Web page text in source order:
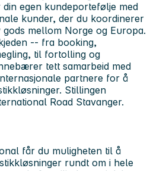
egen kundeportefølje med
kunder, der du koordinerer
mellom Norge og Europa.
-- fra booking,
til fortolling og
tett samarbeid med
partnere for å
Stillingen
Road Stavanger.
får du muligheten til å
rundt om i hele